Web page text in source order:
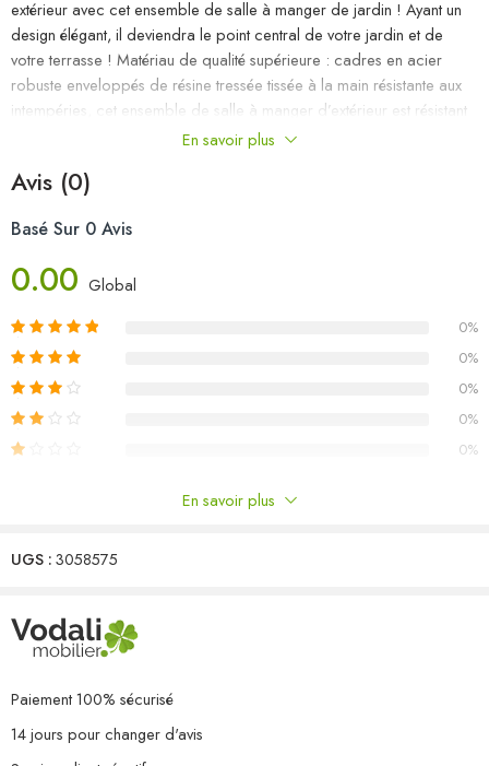
extérieur avec cet ensemble de salle à manger de jardin ! Ayant un
design élégant, il deviendra le point central de votre jardin et de
votre terrasse ! Matériau de qualité supérieure : cadres en acier
robuste enveloppés de résine tressée tissée à la main résistante aux
intempéries, cet ensemble de salle à manger d’extérieur est résistant
à la rouille et à la moisissure, ce qui peut fournir des années de
garantissent la solidité et la stabilité.Chaises confortables : conçu
forme plus ergonomique pour un confort maximal. Des coussins sont
éclair est amovible pour un lavage facile. Remarque :Afin de
recommandons de le protéger avec une housse imperméable.
Table
Couleur : marron
Matériau : acier enduit de poudre, verre trempé, résine tressé
Couleur du coussin : blanc crème
Largeur du siège : 39/44,5 cm
Profondeur du siège : 46 cm
Dimensions du dossier : 38/45 x 53 cm (l x H)
Épaisseur du coussin de siège : 4 cm
Résistance aux intempéries
En savoir plus
Avis (0)
Basé Sur 0 Avis
0.00 Global
0%
0%
0%
0%
0%
Il n'y a pas encore de critiques.
En savoir plus
UGS :3058575
Paiement 100% sécurisé
14 jours pour changer d'avis